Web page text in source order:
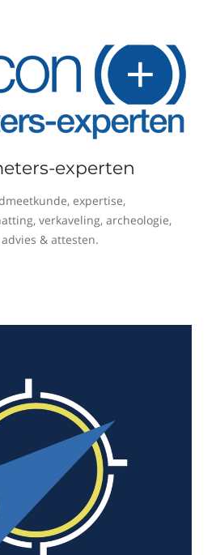
experten
expertise,
verkaveling, archeologie,
& attesten.